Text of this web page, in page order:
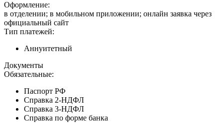
Оформление:
в отделении; в мобильном приложении; онлайн заявка через
официальный сайт
Тип платежей:
Аннуитетный
Документы
Обязательные:
Паспорт РФ
Справка 2-НДФЛ
Справка 3-НДФЛ
Справка по форме банка